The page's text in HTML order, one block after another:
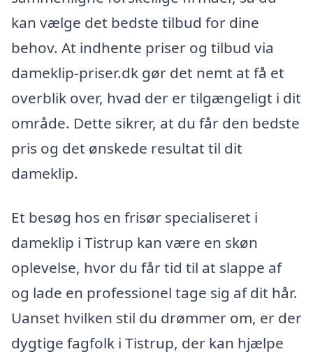
kan vælge det bedste tilbud for dine
behov. At indhente priser og tilbud via
dameklip-priser.dk gør det nemt at få et
overblik over, hvad der er tilgængeligt i dit
område. Dette sikrer, at du får den bedste
pris og det ønskede resultat til dit
dameklip.
Et besøg hos en frisør specialiseret i
dameklip i Tistrup kan være en skøn
oplevelse, hvor du får tid til at slappe af
og lade en professionel tage sig af dit hår.
Uanset hvilken stil du drømmer om, er der
dygtige fagfolk i Tistrup, der kan hjælpe